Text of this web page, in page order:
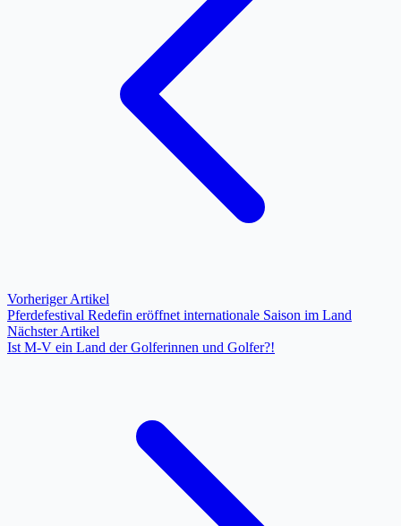
Vorheriger Artikel
Pferdefestival Redefin eröffnet internationale Saison im Land
Nächster Artikel
Ist M-V ein Land der Golferinnen und Golfer?!